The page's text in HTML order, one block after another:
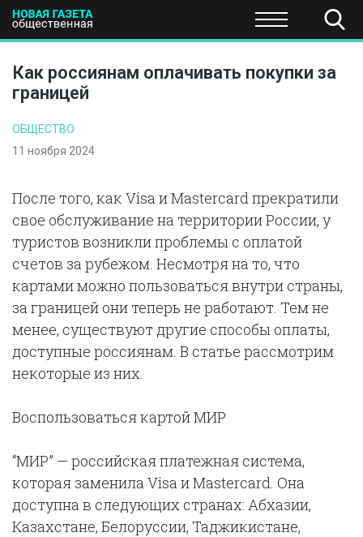
ПОЛИТИКА ЭКОНОМИКА НАУКА И
Как россиянам оплачивать покупки за
границей
ОБЩЕСТВО
11 ноября 2024
После того, как Visa и Mastercard прекратили
свое обслуживание на территории России, у
туристов возникли проблемы с оплатой
счетов за рубежом. Несмотря на то, что
картами можно пользоваться внутри страны,
за границей они теперь не работают. Тем не
менее, существуют другие способы оплаты,
доступные россиянам. В статье рассмотрим
некоторые из них.
Воспользоваться картой МИР
“МИР” — российская платежная система,
которая заменила Visa и Mastercard. Она
доступна в следующих странах: Абхазии,
Казахстане, Белоруссии, Таджикистане,